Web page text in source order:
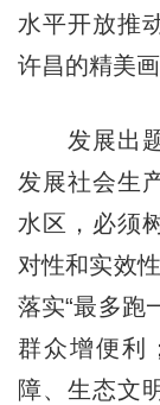
水平开放推
许昌的精美画
发展出题
发展社会生
水区，必须
对性和实效
落实“最多跑
群众增便利
障、生态文